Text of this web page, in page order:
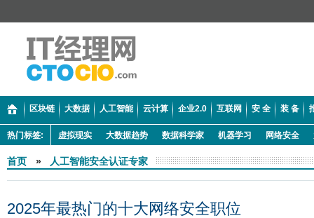
区块链 大数据 人工智能 云计算 企业2.0 互联网 安 全 装 备
热门标签: 虚拟现实 大数据趋势 数据科学家 机器学习 网络安全
首页 » 人工智能安全认证专家
2025年最热门的十大网络安全职位